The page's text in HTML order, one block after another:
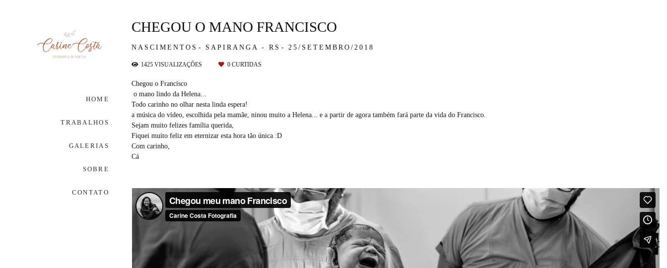
HOME
TRABALHOS
GALERIAS
SOBRE
CONTATO
NASCIMENTOS SAPIRANGA - RS 25/SETEMBRO/2018
CHEGOU O MANO FRANCISCO
1425 VISUALIZAÇÕES 0 CURTIDAS
Chegou o Francisco
o mano lindo da Helena...
Todo carinho no olhar nesta linda espera!
a música do vídeo, escolhida pela mamãe, ninou muito a Helena... e a partir de agora também fará parte da vida do Francisco.
Sejam muito felizes família querida,
Fiquei muito feliz em eternizar esta hora tão única :D
Com carinho,
Cá